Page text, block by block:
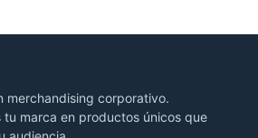
merchandising corporativo.
tu marca en productos únicos que